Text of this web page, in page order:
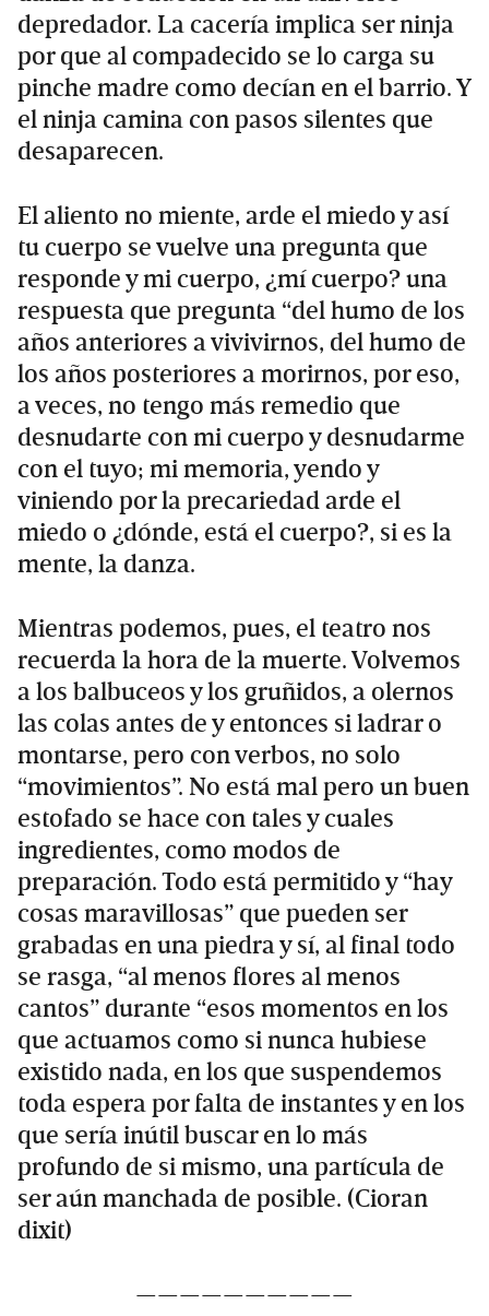
depredador. La cacería implica ser ninja
por que al compadecido se lo carga su
pinche madre como decían en el barrio. Y
el ninja camina con pasos silentes que
desaparecen.
El aliento no miente, arde el miedo y así
tu cuerpo se vuelve una pregunta que
responde y mi cuerpo, ¿mí cuerpo? una
respuesta que pregunta “del humo de los
años anteriores a vivivirnos, del humo de
los años posteriores a morirnos, por eso,
a veces, no tengo más remedio que
desnudarte con mi cuerpo y desnudarme
con el tuyo; mi memoria, yendo y
viniendo por la precariedad arde el
miedo o ¿dónde, está el cuerpo?, si es la
mente, la danza.
Mientras podemos, pues, el teatro nos
recuerda la hora de la muerte. Volvemos
a los balbuceos y los gruñidos, a olernos
las colas antes de y entonces si ladrar o
montarse, pero con verbos, no solo
“movimientos”. No está mal pero un buen
estofado se hace con tales y cuales
ingredientes, como modos de
preparación. Todo está permitido y “hay
cosas maravillosas” que pueden ser
grabadas en una piedra y sí, al final todo
se rasga, “al menos flores al menos
cantos” durante “esos momentos en los
que actuamos como si nunca hubiese
existido nada, en los que suspendemos
toda espera por falta de instantes y en los
que sería inútil buscar en lo más
profundo de si mismo, una partícula de
ser aún manchada de posible. (Cioran
dixit)
——————————